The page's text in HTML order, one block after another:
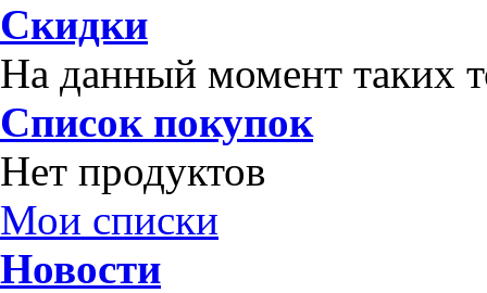
Скидки
На данный момент таких
Список покупок
Нет продуктов
Мои списки
Новости